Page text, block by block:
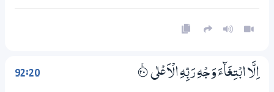
92:20 اِلَّا ابْتِغَاۗءَ وَجْهِ رَبِّهِ الْاَعْلٰى ؀ۚ20